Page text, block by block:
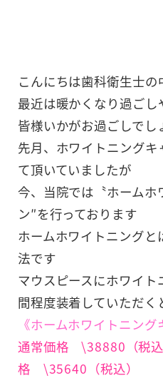
こんにちは歯科衛生士の
最近は暖かくなり過ご
皆様いかがお過ごしでし
先月、ホワイトニング
て頂いていましたが
今、当院では〝ホームホ
ン″を行っております
ホームホワイトニング
法です
マウスピースにホワイ
間程度装着していただく
《ホームホワイトニング
通常価格 \38880
格 \35640（税込）